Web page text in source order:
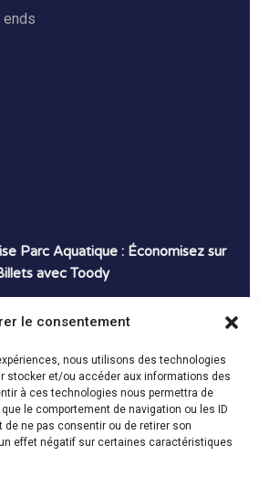
le consentement
nous utilisons des technologies
stocker et/ou accéder aux informations des
à ces technologies nous permettra de
le comportement de navigation ou les ID
ne pas consentir ou de retirer son
effet négatif sur certaines caractéristiques
ends
Parc Aquatique : Économisez sur
avec Toody
Plans Voyage : Économisez sur vos
avec Toody
2024 Bon plans